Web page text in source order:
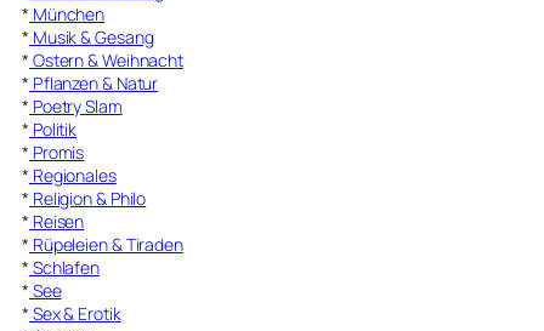
* München
* Musik & Gesang
* Ostern & Weihnacht
* Pflanzen & Natur
* Poetry Slam
* Politik
* Promis
* Regionales
* Religion & Philo
* Reisen
* Rüpeleien & Tiraden
* Schlafen
* See
* Sex & Erotik